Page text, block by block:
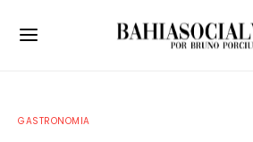
GASTRONOMIA